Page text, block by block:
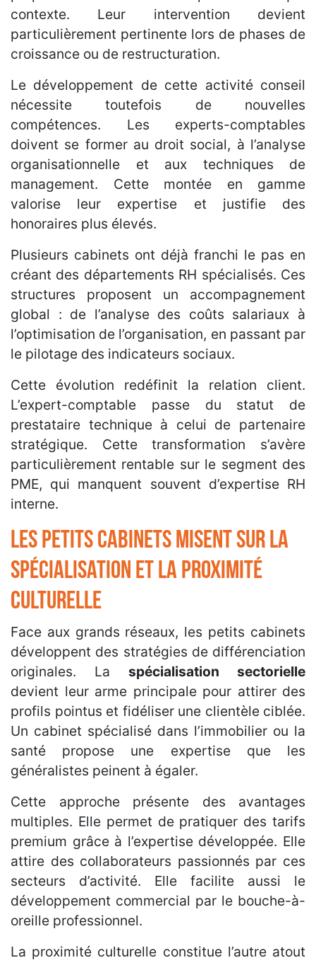
contexte. Leur intervention devient
particulièrement pertinente lors de phases de
croissance ou de restructuration.
Le développement de cette activité conseil
nécessite toutefois de nouvelles
compétences. Les experts-comptables
doivent se former au droit social, à l’analyse
organisationnelle et aux techniques de
management. Cette montée en gamme
valorise leur expertise et justifie des
honoraires plus élevés.
Plusieurs cabinets ont déjà franchi le pas en
créant des départements RH spécialisés. Ces
structures proposent un accompagnement
global : de l’analyse des coûts salariaux à
l’optimisation de l’organisation, en passant par
le pilotage des indicateurs sociaux.
Cette évolution redéfinit la relation client.
L’expert-comptable passe du statut de
prestataire technique à celui de partenaire
stratégique. Cette transformation s’avère
particulièrement rentable sur le segment des
PME, qui manquent souvent d’expertise RH
interne.
Les petits cabinets misent sur la
spécialisation et la proximité
culturelle
Face aux grands réseaux, les petits cabinets
développent des stratégies de différenciation
originales. La spécialisation sectorielle
devient leur arme principale pour attirer des
profils pointus et fidéliser une clientèle ciblée.
Un cabinet spécialisé dans l’immobilier ou la
santé propose une expertise que les
généralistes peinent à égaler.
Cette approche présente des avantages
multiples. Elle permet de pratiquer des tarifs
premium grâce à l’expertise développée. Elle
attire des collaborateurs passionnés par ces
secteurs d’activité. Elle facilite aussi le
développement commercial par le bouche-à-
oreille professionnel.
La proximité culturelle constitue l’autre atout